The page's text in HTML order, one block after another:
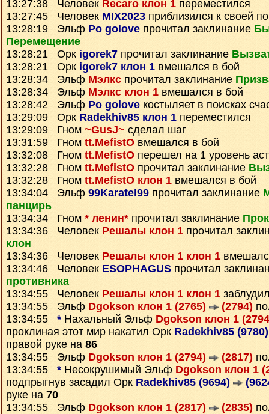
13:27:38 Человек Recaro клон 1 переместился
13:27:45 Человек MIX2023 приблизился к своей
13:28:19 Эльф Po golove прочитал заклинание
Перемещение
13:28:21 Орк igorek7 прочитал заклинание
13:28:21 Орк igorek7 клон 1 вмешался в бой
13:28:34 Эльф Мэлкс прочитал заклинание
13:28:34 Эльф Мэлкс клон 1 вмешался в бой
13:28:42 Эльф Po golove костыляет в поисках
13:29:09 Орк Radekhiv85 клон 1 переместился
13:29:09 Гном ~GusJ~ сделал шаг
13:31:59 Гном tt.MefistO вмешался в бой
13:32:08 Гном tt.MefistO перешел на 1 уровень
13:32:28 Гном tt.MefistO прочитал заклинание
13:32:28 Гном tt.MefistO клон 1 вмешался в бой
13:34:04 Эльф 99Karatel99 прочитал заклинание
панцирь
13:34:34 Гном * ленин* прочитал заклинание
13:34:36 Человек Решалы клон 1 прочитал
клон
13:34:36 Человек Решалы клон 1 клон 1
13:34:46 Человек ESOPHAGUS прочитал
противника
13:34:55 Человек Решалы клон 1 клон 1
13:34:55 Эльф Dgokson клон 1 (2765) (2794)
13:34:55 * Нахальный Эльф Dgokson клон 1
проклиная этот мир накатил Орк Radekhiv85
правой руке на 86
13:34:55 Эльф Dgokson клон 1 (2794) (2817)
13:34:55 * Несокрушимый Эльф Dgokson клон 1
подпрыгнув засадил Орк Radekhiv85 (9694)
руке на 70
13:34:55 Эльф Dgokson клон 1 (2817) (2835)